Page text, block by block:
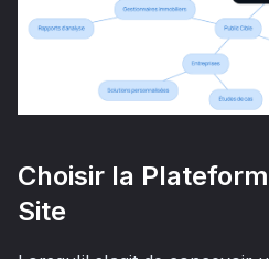
Choisir la
Site